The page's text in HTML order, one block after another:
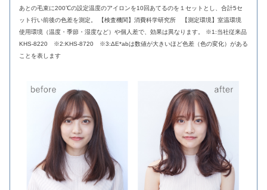
あとの毛束に200℃の設定温度のアイロンを10回あてるのを１セットとし、合計5セ
ット行い前後の色差を測定。 【検査機関】消費科学研究所 【測定環境】室温環境
使用環境（温度・季節・湿度など）や個人差で、効果は異なります。 ※1:当社従来品
KHS-8220 ※2:KHS-8720 ※3:ΔE*abは数値が大きいほど色差（色の変化）がある
ことを表します